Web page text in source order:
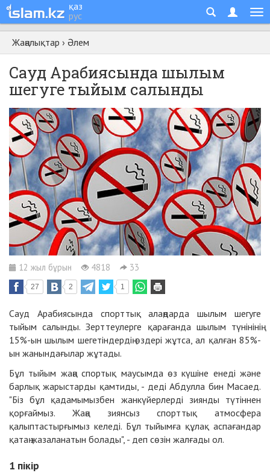
қаз
рус
Жаңалықтар › Әлем
Сауд Арабиясында шылым
шегуге тыйым салынды
12 жыл бұрын 4818 33
27 2 1
Сауд Арабиясында спорттық алаңдарда шылым шегуге
тыйым салынды. Зерттеулерге қарағанда шылым түнінінің
15%-ын шылым шегетіндердің өздері жұтса, ал қалған 85%-
ын жанындағылар жұтады.
Бұл тыйым жаңа спортық маусымда өз күшіне енеді және
барлық жарыстарды қамтиды, - деді Абдулла бин Масаед.
"Біз бұл қадамымызбен жанкүйерлерді зиянды түтіннен
қорғаймыз. Жаңа зиянсыз спорттық атмосфера
қалыптастырғымыз келеді. Бұл тыйымға құлақ аспағандар
қатаң жазаланатын болады", - деп сөзін жалғады ол.
1 пікір